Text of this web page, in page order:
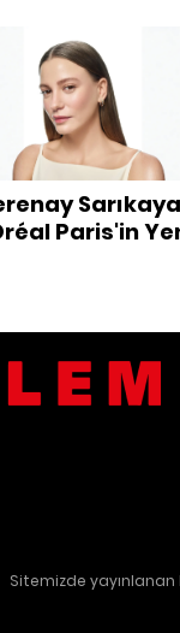
Paris'in
Sitemizde